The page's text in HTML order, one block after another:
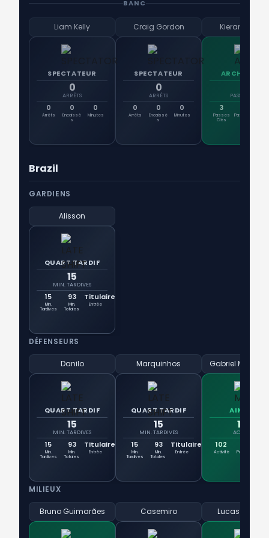
BANC
Liam Kelly
SPECTATEUR
0
ARRÊTS
0
Arrêts
0
Encaissé
s
0
Minutes
Craig Gordon
SPECTATEUR
0
ARRÊTS
0
Arrêts
0
Encaissé
s
0
Minutes
Kieran
ARCHITECTE
PASSES CLÉS
3
Passes
Clés
Passes D.
Brazil
GARDIENS
Alisson
QUART TARDIF
15
MIN. TARDIVES
15
Min.
Tardives
93
Min.
Totales
Titulaire
Entrée
DÉFENSEURS
Danilo
QUART TARDIF
15
MIN. TARDIVES
15
Min.
Tardives
93
Min.
Totales
Titulaire
Entrée
Marquinhos
QUART TARDIF
15
MIN. TARDIVES
15
Min.
Tardives
93
Min.
Totales
Titulaire
Entrée
Gabriel
AIMANT
102
ACTIVITÉ
102
Activité Passes
MILIEUX
Bruno Guimarães Casemiro Lucas